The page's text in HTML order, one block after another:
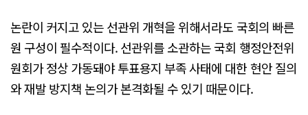
논란이 커지고 있는 선관위 개혁을 위해서라도 국회의 빠른
원 구성이 필수적이다. 선관위를 소관하는 국회 행정안전위
원회가 정상 가동돼야 투표용지 부족 사태에 대한 현안 질의
와 재발 방지책 논의가 본격화될 수 있기 때문이다.